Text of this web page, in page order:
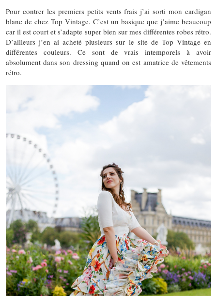
Pour contrer les premiers petits vents frais j’ai sorti mon cardigan
blanc de chez Top Vintage. C’est un basique que j’aime beaucoup
car il est court et s’adapte super bien sur mes différentes robes rétro.
D’ailleurs j’en ai acheté plusieurs sur le site de Top Vintage en
différentes couleurs. Ce sont de vrais intemporels à avoir
absolument dans son dressing quand on est amatrice de vêtements
rétro.